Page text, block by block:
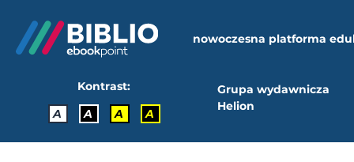
nowoczesna platforma
Kontrast:
A
A A A
Grupa wydawnicza
Helion